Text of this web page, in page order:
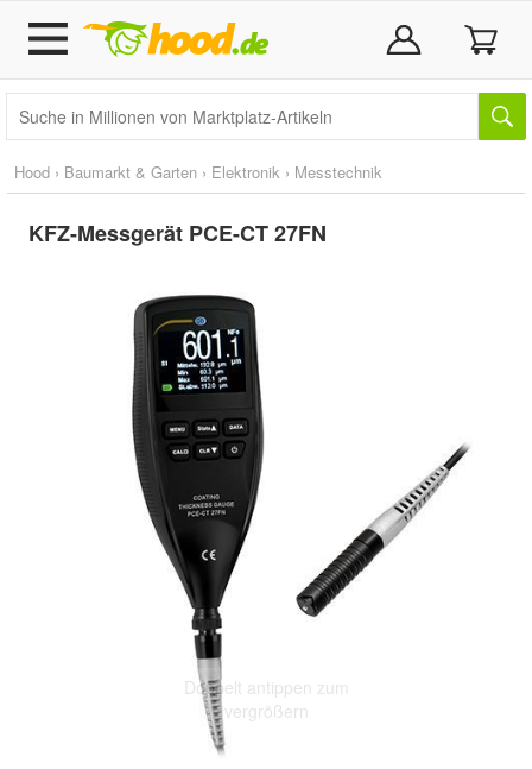
Hood › Baumarkt & Garten › Elektronik › Messtechnik
KFZ-Messgerät PCE-CT 27FN
Doppelt antippen zum
vergrößern